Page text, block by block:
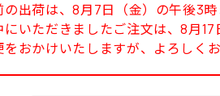
の出荷は、8月7日（金）の午後3
にいただきましたご注文は、8月17
をおかけいたしますが、よろしく